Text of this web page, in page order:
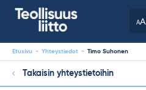
AA
Etusivu - Yhteystiedot - Timo Suhonen
Takaisin yhteystietoihin
clipboard.)